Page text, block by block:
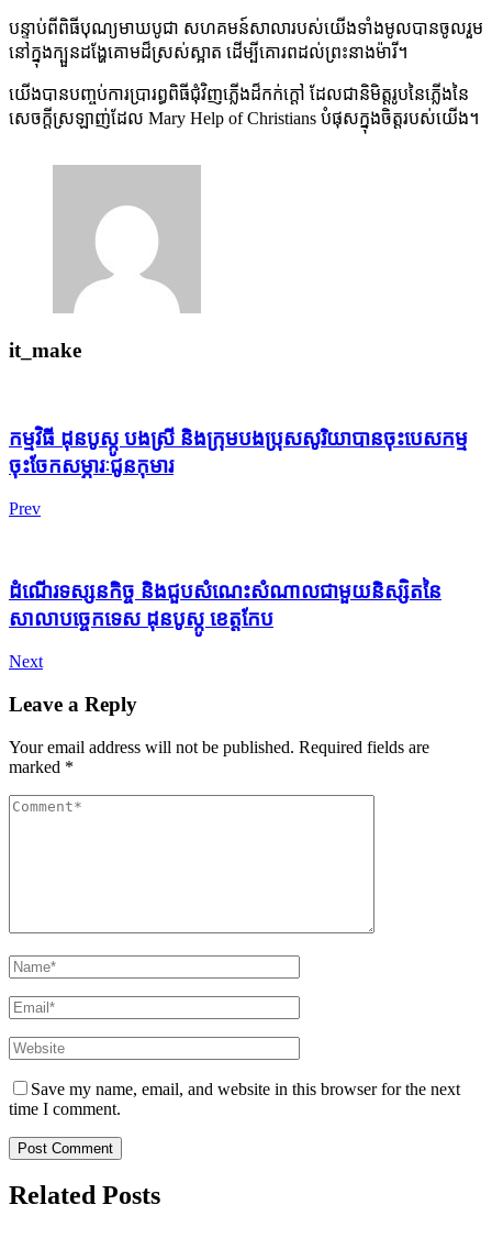
បន្ទាប់ពីពិធីបុណ្យមាឃបូជា សហគមន៍សាលារបស់យើងទាំងមូលបានចូលរួម
នៅក្នុងក្បួនដង្ហែគោមដ៏ស្រស់ស្អាត ដើម្បីគោរពដល់ព្រះនាងម៉ារី។
យើងបានបញ្ចប់ការប្រារព្ធពិធីជុំវិញភ្លើងដ៏កក់ក្តៅ ដែលជានិមិត្តរូបនៃភ្លើងនៃ
សេចក្តីស្រឡាញ់ដែល Mary Help of Christians បំផុសក្នុងចិត្តរបស់យើង។
it_make
កម្មវិធី ដុនបូស្កូ បងស្រី និងក្រុម​បងប្រុសសូរិយាបានចុះបេសកម្ម
ចុះចែកសម្ភារៈជូនកុមារ
Prev
ដំណើរទស្សនកិច្ច និងជួបសំណេះសំណាលជាមួយនិស្សិតនៃ
សាលាបច្ចេកទេស ដុនបូស្កូ ខេត្តកែប
Next
Leave a Reply
Your email address will not be published. Required fields are
marked *
Comment
Name*
Email*
Website
Save my name, email, and website in this browser for the next
time I comment.
Related Posts